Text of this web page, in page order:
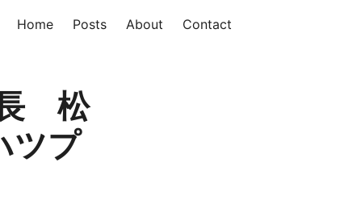
Home Posts About Contact
長 松
ツプ